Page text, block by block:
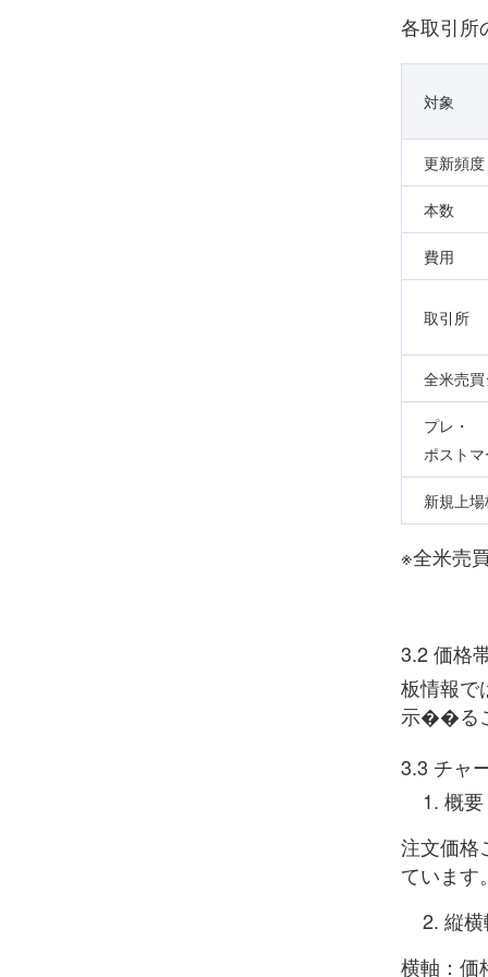
各取引所
対象
更新頻度
本数
費用
取引所
全米売
プレ・
ポスト
新規上
※全米売
3.2 価格
板情報で
示��る
3.3 チャ
概要
注文価格
ています
縦
横軸：価